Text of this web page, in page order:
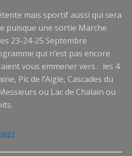
mais sportif aussi qui sera
puisque une sortie Marche
23-24-25 Septembre
qui n’est pas encore
vous emmener vers : les 4
Pic de l’Aigle, Cascades du
ou Lac de Chalain ou